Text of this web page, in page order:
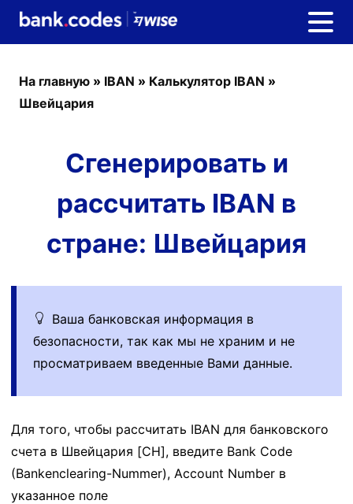
На главную » IBAN » Калькулятор IBAN »
Швейцария
Сгенерировать и
рассчитать IBAN в
стране: Швейцария
Ваша банковская информация в
безопасности, так как мы не храним и не
просматриваем введенные Вами данные.
Для того, чтобы рассчитать IBAN для банковского
счета в Швейцария [CH], введите Bank Code
(Bankenclearing-Nummer), Account Number в
указанное поле